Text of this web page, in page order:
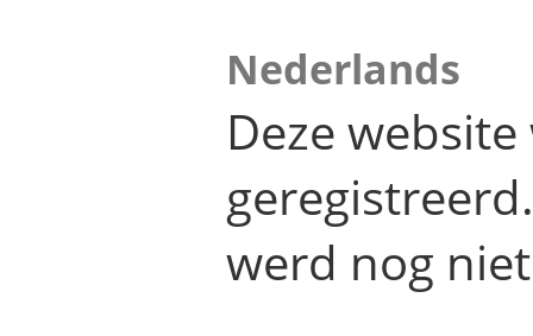
Nederlands
Deze
werd nog